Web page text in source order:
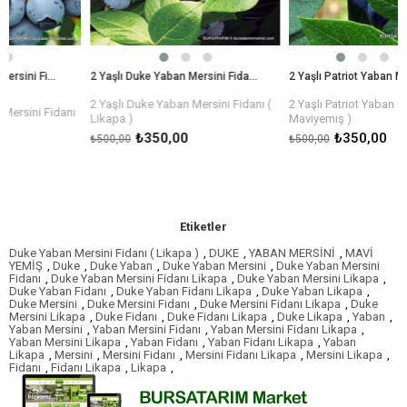
2 Yaşlı Duke Yaban Mersini Fidanı ( Likapa )
2 Yaşlı Duke Yaban Mersini Fidanı (
Likapa )
Form: Çalı tipi - dipten çok dall
₺350,00
2 Yaşlı Patriot Yaban Mersini Fidanı ( Maviyemiş )
2 Yaşlı Patriot Yaban Mersini
Maviyemiş )
Form: Çalı tipi - dipten çok dallı
₺350,00
Etiketler
Duke Yaban Mersini Fidanı ( Likapa ) , DUKE , YABAN MERSİNİ , MAVİ
YEMİŞ , Duke , Duke Yaban , Duke Yaban Mersini , Duke Yaban Mersini
Fidanı , Duke Yaban Mersini Fidanı Likapa , Duke Yaban Mersini Likapa ,
Duke Yaban Fidanı , Duke Yaban Fidanı Likapa , Duke Yaban Likapa ,
Duke Mersini , Duke Mersini Fidanı , Duke Mersini Fidanı Likapa , Duke
Mersini Likapa , Duke Fidanı , Duke Fidanı Likapa , Duke Likapa , Yaban ,
Yaban Mersini , Yaban Mersini Fidanı , Yaban Mersini Fidanı Likapa ,
Yaban Mersini Likapa , Yaban Fidanı , Yaban Fidanı Likapa , Yaban
Likapa , Mersini , Mersini Fidanı , Mersini Fidanı Likapa , Mersini Likapa ,
Fidanı , Fidanı Likapa , Likapa ,